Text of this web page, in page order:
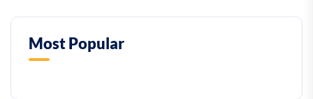
Most Popular